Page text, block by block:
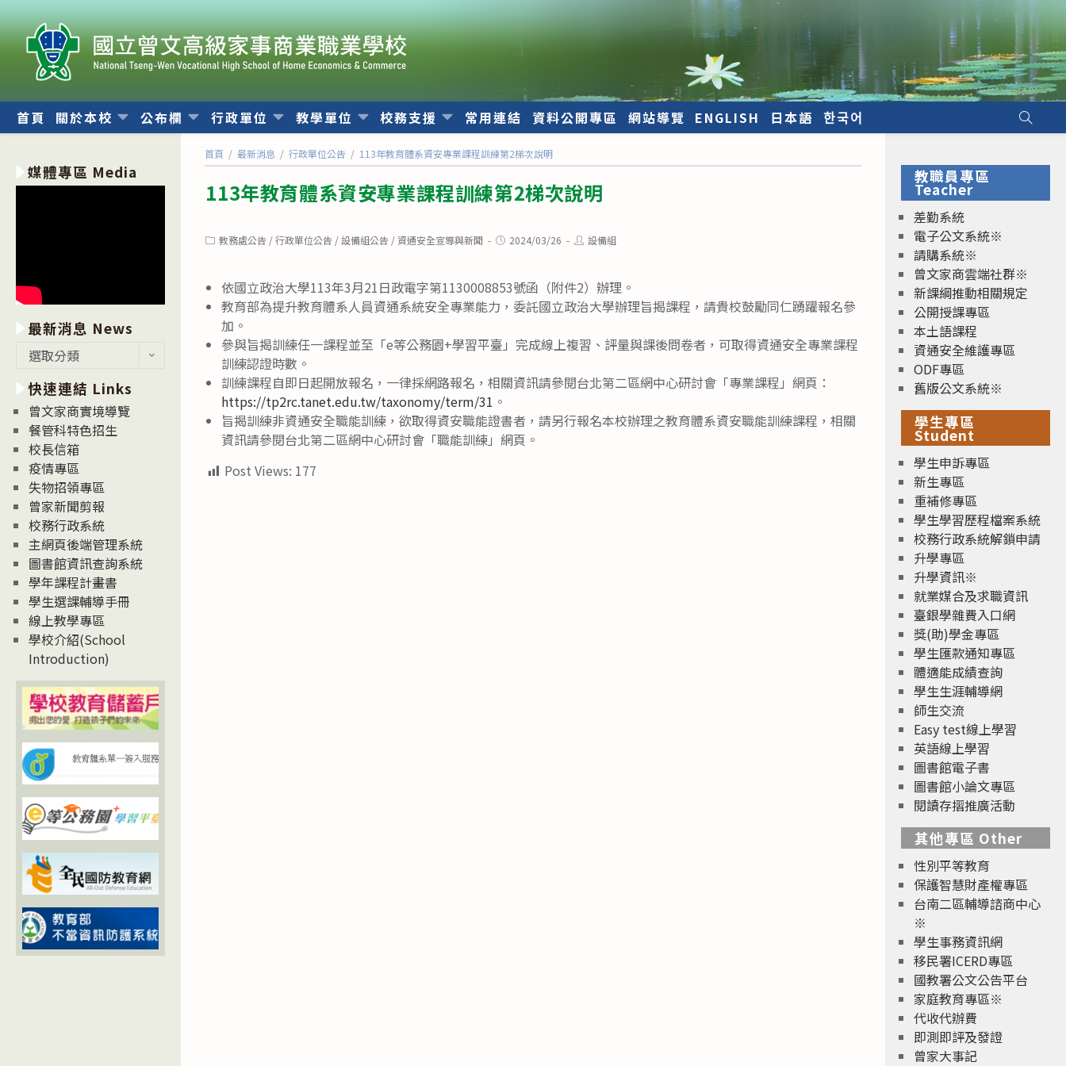
跳
轉
至
內
首頁 關於本校 公布欄 行政單位 教學單位 校務支援 常用連結 資料公開專區 網站導覽 ENGLISH 日本語 한국어
首頁 / 最新消息 / 行政單位公告 / 113年教育體系資安專業課程訓練第2梯次說明
113年教育體系資安專業課程訓練第2梯次說明
Post教務處公告 / 行政單位公告 / 設備組公告 / 資通安全宣導與新聞
Post2024/03/26
Post設備組
依國立政治大學113年3月21日政電字第1130008853號函（附件2）辦理。
教育部為提升教育體系人員資通系統安全專業能力，委託國立政治大學辦理旨揭課程，請貴校鼓勵同仁踴躍報名參
加。
參與旨揭訓練任一課程並至「e等公務園+學習平臺」完成線上複習、評量與課後問卷者，可取得資通安全專業課程
訓練認證時數。
訓練課程自即日起開放報名，一律採網路報名，相關資訊請參閱台北第二區網中心研討會「專業課程」網頁：
https://tp2rc.tanet.edu.tw/taxonomy/term/31 。
旨揭訓練非資通安全職能訓練，欲取得資安職能證書者，請另行報名本校辦理之教育體系資安職能訓練課程，相關
資訊請參閱台北第二區網中心研討會「職能訓練」網頁。
Post Views: 177
媒體專區 Media
最新消息 News
消
息
News
選取分類
快速連結 Links
曾文家商實境導覽
餐管科特色招生
校長信箱
疫情專區
失物招領專區
曾家新聞剪報
校務行政系統
主網頁後端管理系統
圖書館資訊查詢系統
學年課程計畫書
學生選課輔導手冊
線上教學專區
學校介紹(School
Introduction)
教職員專區
Teacher
差勤系統
電子公文系統※
請購系統※
曾文家商雲端社群※
新課綱推動相關規定
公開授課專區
本土語課程
資通安全維護專區
ODF專區
舊版公文系統※
學生專區
Student
學生申訴專區
新生專區
重補修專區
學生學習歷程檔案系統
校務行政系統解鎖申請
升學專區
升學資訊※
就業媒合及求職資訊
臺銀學雜費入口網
獎(助)學金專區
學生匯款通知專區
體適能成績查詢
學生生涯輔導網
師生交流
Easy test線上學習
英語線上學習
圖書館電子書
圖書館小論文專區
閱讀存摺推廣活動
其他專區 Other
性別平等教育
保護智慧財產權專區
台南二區輔導諮商中心
※
學生事務資訊網
移民署ICERD專區
國教署公文公告平台
家庭教育專區※
代收代辦費
即測即評及發證
曾家大事記